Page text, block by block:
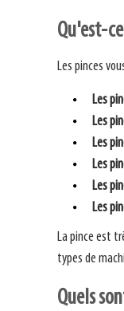
Qu'est-
Les pinces
Les
Les
Les
Les
Les
Les
La pince est
types de
Quels